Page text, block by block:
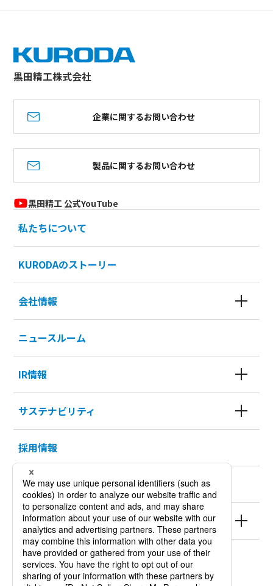
黒田精工株式会社
企業に関するお問い合わせ
製品に関するお問い合わせ
黒田精工 公式YouTube
私たちについて
KURODAのストーリー
会社情報
ニュースルーム
IR情報
サステナビリティ
採用情報
KURODA HISTORY 100
製品情報
サイトポリシー